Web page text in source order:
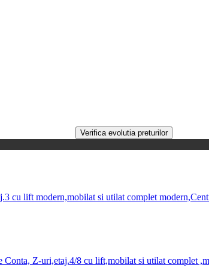
cu lift modern,mobilat si utilat complet
Conta, Z-uri,etaj.4/8 cu lift,mobilat si utilat complet